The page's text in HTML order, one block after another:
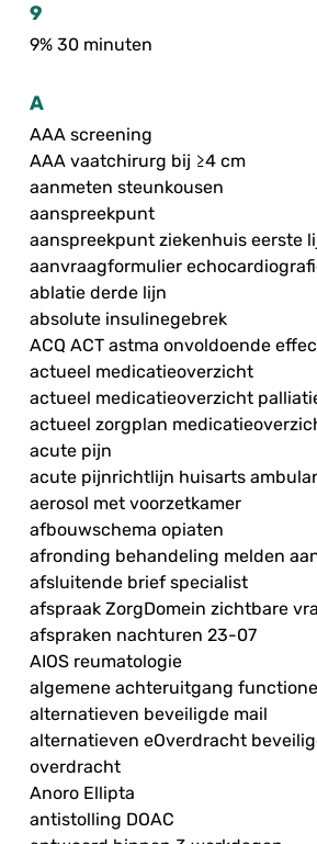
9
9% 30 minuten
A
AAA screening
AAA vaatchirurg bij ≥4 cm
aanmeten steunkousen
aanspreekpunt
aanspreekpunt ziekenhuis eerste
aanvraagformulier
ablatie derde lijn
absolute insulinegebrek
ACQ ACT astma onvoldoende
actueel medicatieoverzicht
actueel medicatieoverzicht
actueel zorgplan
acute pijn
acute pijnrichtlijn huisarts
aerosol met voorzetkamer
afbouwschema opiaten
afronding behandeling melden
afsluitende brief specialist
afspraak ZorgDomein zichtbare
afspraken nachturen 23-07
AIOS reumatologie
algemene achteruitgang
alternatieven beveiligde mail
alternatieven eOverdracht
overdracht
Anoro Ellipta
antistolling DOAC